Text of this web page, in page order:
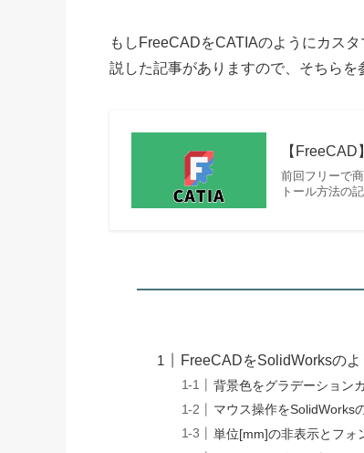
もしFreeCADをCATIAのようにカス
説した記事がありますので、そちらを
【
前回フリーで
トール方法の
FreeCADをSolidWorksの
背景色をグラデーション
マウス操作をSolidWorks
単位[mm]の非表示とフォ